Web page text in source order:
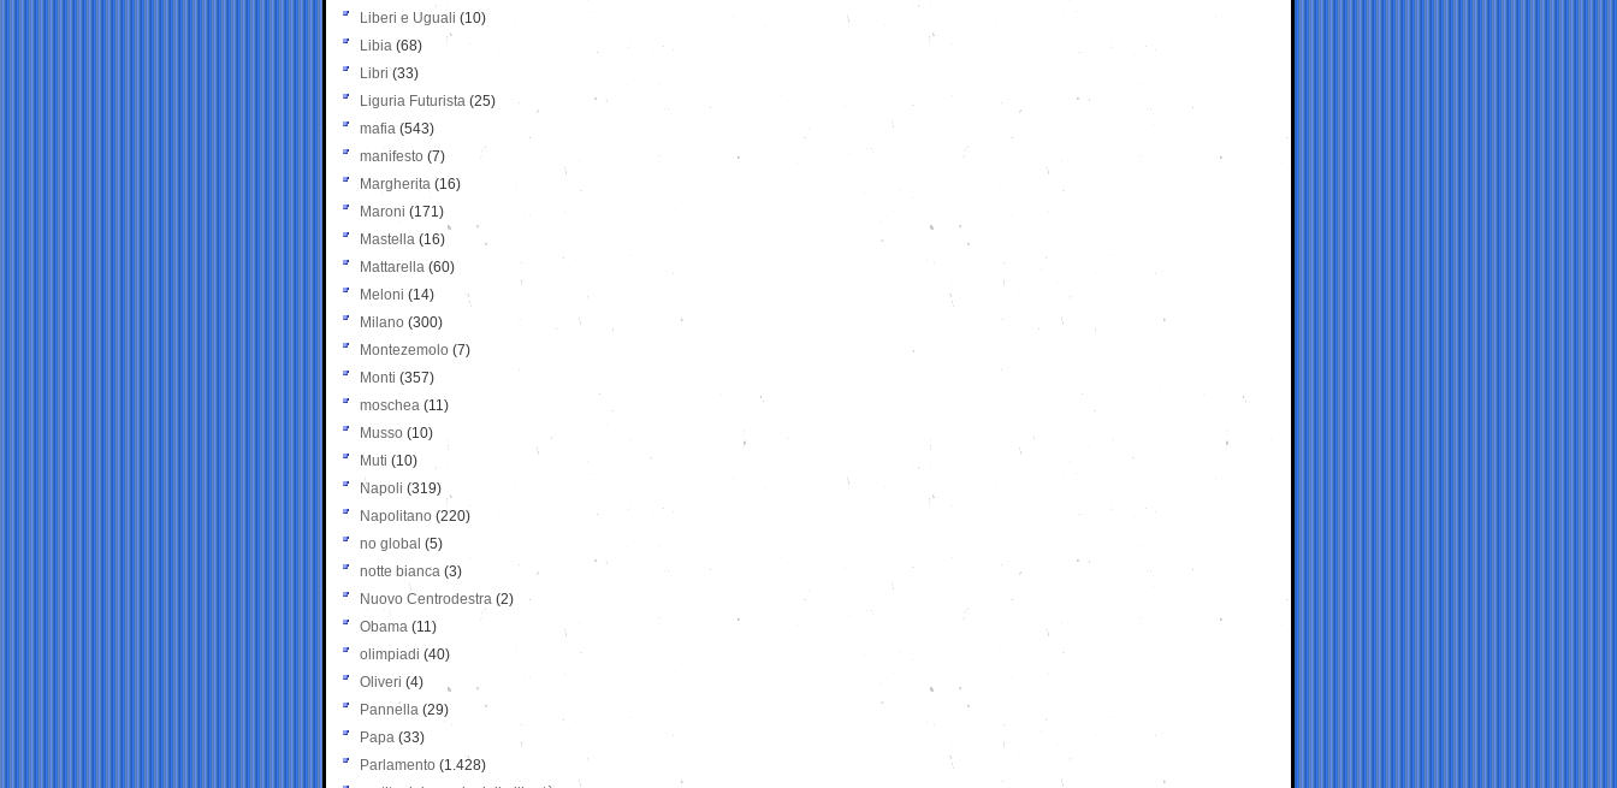
Liberi e Uguali (10)
Libia (68)
Libri (33)
Liguria Futurista (25)
mafia (543)
manifesto (7)
Margherita (16)
Maroni (171)
Mastella (16)
Mattarella (60)
Meloni (14)
Milano (300)
Montezemolo (7)
Monti (357)
moschea (11)
Musso (10)
Muti (10)
Napoli (319)
Napolitano (220)
no global (5)
notte bianca (3)
Nuovo Centrodestra (2)
Obama (11)
olimpiadi (40)
Oliveri (4)
Pannella (29)
Papa (33)
Parlamento (1.428)